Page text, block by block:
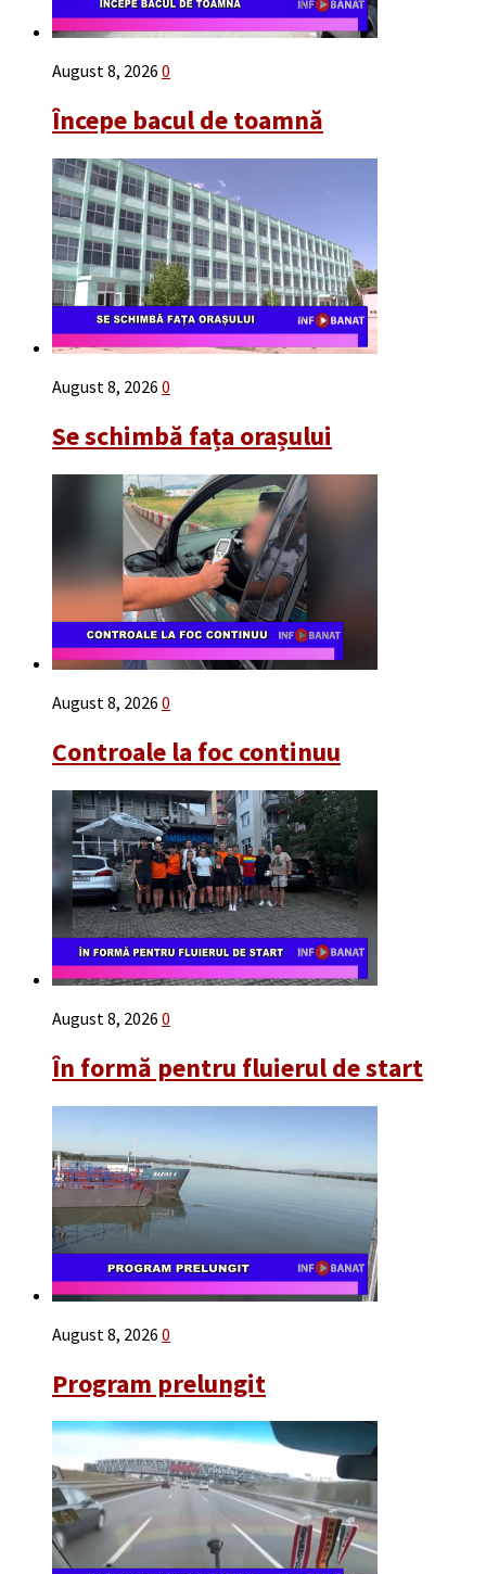
August 8, 2026 0
Începe bacul de toamnă
August 8, 2026 0
Se schimbă fața orașului
August 8, 2026 0
Controale la foc continuu
August 8, 2026 0
În formă pentru fluierul de start
August 8, 2026 0
Program prelungit